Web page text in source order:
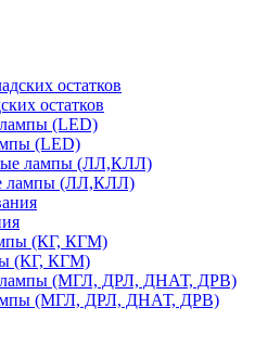
остатков
(LED)
лампы (ЛЛ,КЛЛ)
(КГ, КГМ)
(МГЛ, ДРЛ, ДНАТ, ДРВ)